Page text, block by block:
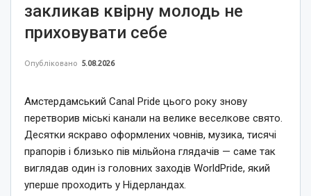
закликав квірну молодь не
приховувати себе
Опубліковано 5.08.2026
Амстердамський Canal Pride цього року знову
перетворив міські канали на велике веселкове свято.
Десятки яскраво оформлених човнів, музика, тисячі
прапорів і близько пів мільйона глядачів — саме так
виглядав один із головних заходів WorldPride, який
уперше проходить у Нідерландах.